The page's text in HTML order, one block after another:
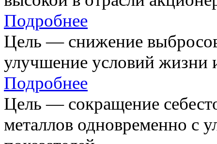
Подробнее
Цель — снижение
улучшение условий жизни
Подробнее
Цель — сокращение
металлов одновременно с